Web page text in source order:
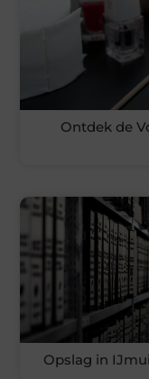
Ontdek de
Opslag in